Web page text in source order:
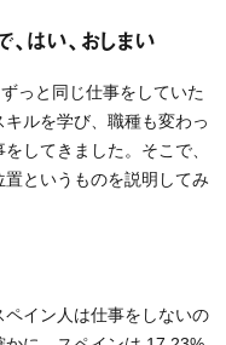
はい、おしまい
っと同じ仕事をしていた
ルを学び、職種も変わっ
してきました。そこで、
というものを説明してみ
ペイン人は仕事をしないの